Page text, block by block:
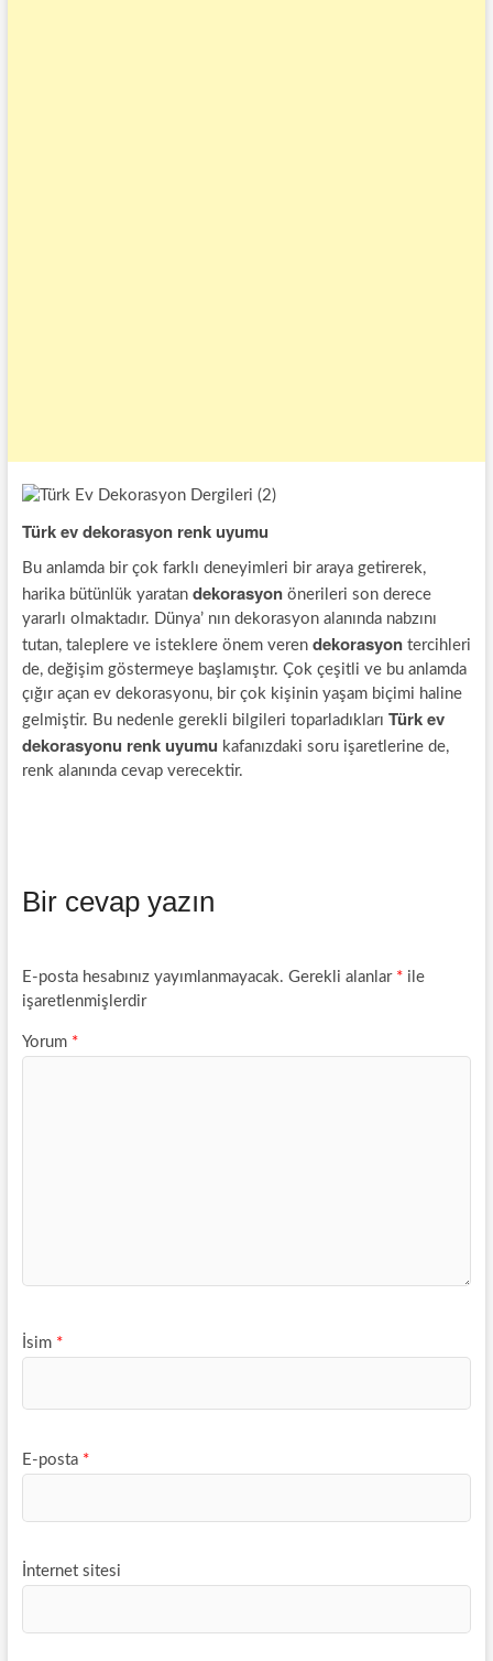
Türk ev dekorasyon renk uyumu
Bu anlamda bir çok farklı deneyimleri bir araya getirerek,
harika bütünlük yaratan dekorasyon önerileri son derece
yararlı olmaktadır. Dünya’ nın dekorasyon alanında nabzını
tutan, taleplere ve isteklere önem veren dekorasyon tercihleri
de, değişim göstermeye başlamıştır. Çok çeşitli ve bu anlamda
çığır açan ev dekorasyonu, bir çok kişinin yaşam biçimi haline
gelmiştir. Bu nedenle gerekli bilgileri toparladıkları Türk ev
dekorasyonu renk uyumu kafanızdaki soru işaretlerine de,
renk alanında cevap verecektir.
Bir cevap yazın
E-posta hesabınız yayımlanmayacak. Gerekli alanlar *ile
işaretlenmişlerdir
Yorum *
İsim *
E-posta *
İnternet sitesi